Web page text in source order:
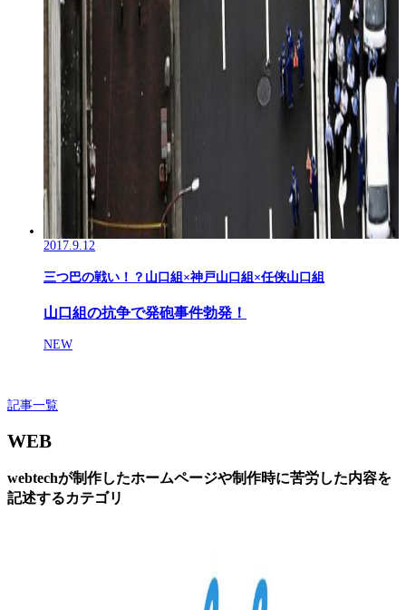
2017.9.12
三つ巴の戦い！？山口組×神戸山口組×任侠山口組
山口組の抗争で発砲事件勃発！
NEW
記事一覧
WEB
webtechが制作したホームページや制作時に苦労した内容を
記述するカテゴリ